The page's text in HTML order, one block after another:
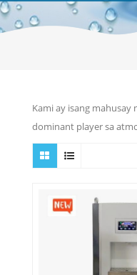
Kami ay isang
dominant player sa